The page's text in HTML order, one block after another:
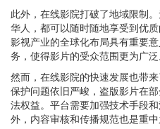
此外，在线影院打破了地域限制
华人，都可以随时随地享受到优
影视产业的全球化布局具有重要
务，使得影片的受众范围更为广泛
然而，在线影院的快速发展也带
保护问题依旧严峻，盗版影片在
法权益。平台需要加强技术手段
外，内容审核和传播规范也是重